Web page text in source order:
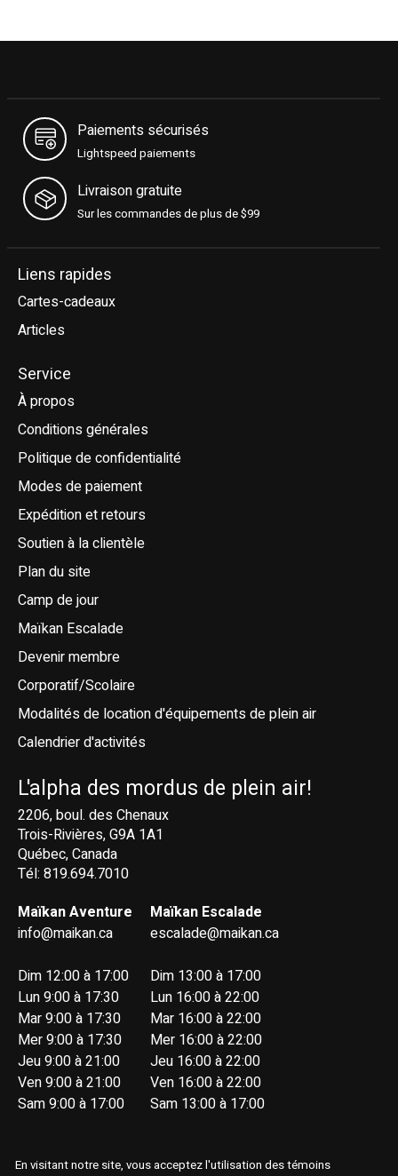
Paiements sécurisés
Lightspeed paiements
Livraison gratuite
Sur les commandes de plus de $99
Liens rapides
Cartes-cadeaux
Articles
Service
À propos
Conditions générales
Politique de confidentialité
Modes de paiement
Expédition et retours
Soutien à la clientèle
Plan du site
Camp de jour
Maïkan Escalade
Devenir membre
Corporatif/Scolaire
Modalités de location d'équipements de plein air
Calendrier d'activités
L'alpha des mordus de plein air!
2206, boul. des Chenaux
Trois-Rivières, G9A 1A1
Québec, Canada
Tél: 819.694.7010
Maïkan Aventure
info@maikan.ca
Dim 12:00 à 17:00
Lun 9:00 à 17:30
Mar 9:00 à 17:30
Mer 9:00 à 17:30
Jeu 9:00 à 21:00
Ven 9:00 à 21:00
Sam 9:00 à 17:00
Maïkan Escalade
escalade@maikan.ca
Dim 13:00 à 17:00
Lun 16:00 à 22:00
Mar 16:00 à 22:00
Mer 16:00 à 22:00
Jeu 16:00 à 22:00
Ven 16:00 à 22:00
Sam 13:00 à 17:00
En visitant notre site, vous acceptez l'utilisation des témoins